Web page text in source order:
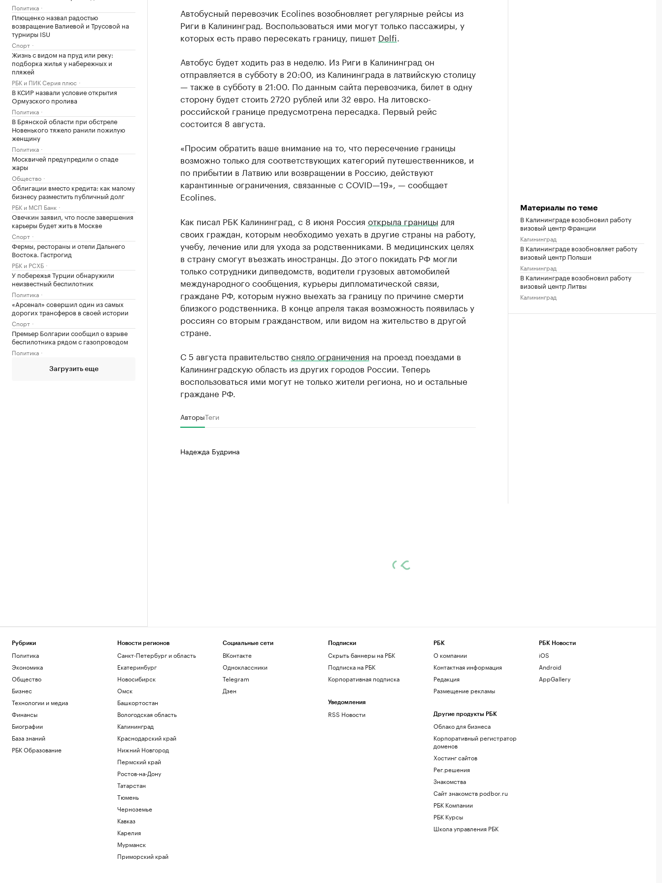
Политика
Плющенко назвал радостью
возвращение Валиевой и Трусовой на
турниры ISU
Спорт
Жизнь с видом на пруд или реку:
подборка жилья у набережных и
пляжей
РБК и ПИК Серия плюс
В КСИР назвали условие открытия
Ормузского пролива
Политика
В Брянской области при обстреле
Новенького тяжело ранили пожилую
женщину
Политика
Москвичей предупредили о спаде
жары
Общество
Облигации вместо кредита: как малому
бизнесу разместить публичный долг
РБК и МСП Банк
Овечкин заявил, что после завершения
карьеры будет жить в Москве
Спорт
Фермы, рестораны и отели Дальнего
Востока. Гастрогид
РБК и РСХБ
У побережья Турции обнаружили
неизвестный беспилотник
Политика
«Арсенал» совершил один из самых
дорогих трансферов в своей истории
Спорт
Премьер Болгарии сообщил о взрыве
беспилотника рядом с газопроводом
Политика
Загрузить еще
Автобусный перевозчик Ecolines возобновляет регулярные рейсы из
Риги в Калининград. Воспользоваться ими могут только пассажиры, у
которых есть право пересекать границу, пишет Delfi
Автобус будет ходить раз в неделю. Из Риги в Калининград он
отправляется в субботу в 20:00, из Калининграда в латвийскую столицу
— также в субботу в 21:00. По данным сайта перевозчика, билет в одну
сторону будет стоить 2720 рублей или 32 евро. На литовско-
российской границе предусмотрена пересадка. Первый рейс
состоится 8 августа.
«Просим обратить ваше внимание на то, что пересечение границы
возможно только для соответствующих категорий путешественников, и
по прибытии в Латвию или возвращении в Россию, действуют
карантинные ограничения, связанные с COVID—19», — сообщает
Ecolines.
Как писал РБК Калининград, с 8 июня Россия открыла границы для
своих граждан, которым необходимо уехать в другие страны на работу,
учебу, лечение или для ухода за родственниками. В медицинских целях
в страну смогут въезжать иностранцы. До этого покидать РФ могли
только сотрудники дипведомств, водители грузовых автомобилей
международного сообщения, курьеры дипломатической связи,
граждане РФ, которым нужно выехать за границу по причине смерти
близкого родственника. В конце апреля такая возможность появилась у
россиян со вторым гражданством, или видом на жительство в другой
стране.
С 5 августа правительствосняло ограничения на проезд поездами в
Калининградскую область из других городов России. Теперь
воспользоваться ими могут не только жители региона, но и остальные
граждане РФ.
АвторыТеги
Надежда Будрина
Материалы по теме
В Калининграде возобновил работу
визовый центр Франции
Калининград
В Калининграде возобновляет работу
визовый центр Польши
Калининград
В Калининграде возобновил работу
визовый центр Литвы
Калининград
Рубрики
Политика
Экономика
Общество
Бизнес
Технологии и медиа
Финансы
Биографии
База знаний
РБК Образование
Новости регионов
Санкт-Петербург и область
Екатеринбург
Новосибирск
Омск
Башкортостан
Вологодская область
Калининград
Краснодарский край
Нижний Новгород
Пермский край
Ростов-на-Дону
Татарстан
Тюмень
Черноземье
Кавказ
Карелия
Мурманск
Приморский край
Социальные сети
ВКонтакте
Одноклассники
Telegram
Дзен
Подписки
Скрыть баннеры на РБК
Подписка на РБК
Корпоративная подписка
Уведомления
RSS Новости
РБК
О компании
Контактная информация
Редакция
Размещение рекламы
Другие продукты РБК
Облако для бизнеса
Корпоративный регистратор
доменов
Хостинг сайтов
Рег.решения
Знакомства
Сайт знакомств podbor.ru
РБК Компании
РБК Курсы
Школа управления РБК
РБК Новости
iOS
Android
AppGallery